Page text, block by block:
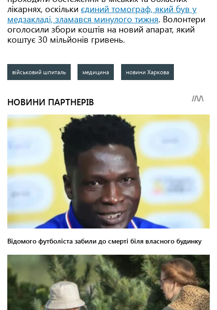
лікарнях, оскільки єдиний томограф, який був у
медзакладі, зламався минулого тижня. Волонтери
оголосили збори коштів на новий апарат, який
коштує 30 мільйонів гривень.
військовий шпиталь медицина новини Харкова